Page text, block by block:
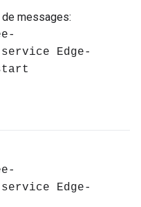
messages:
Edge-
Edge-